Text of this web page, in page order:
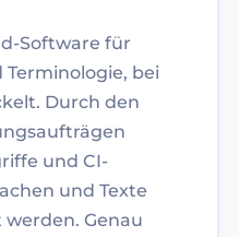
Software für
bei
Durch den
und CI-
und Texte
Genau